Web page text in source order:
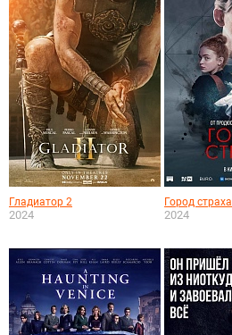
Гладиатор 2
2024
Город страха
2024